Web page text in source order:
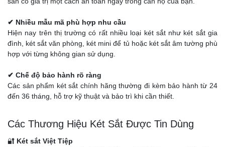
✔ Nhiều mẫu mã phù hợp nhu cầu
Hiện nay trên thị trường có rất nhiều loại két sắt như két sắt gia
đình, két sắt văn phòng, két mini để tủ hoặc két sắt âm tường phù
hợp với từng không gian sử dụng.
✔ Chế độ bảo hành rõ ràng
Các sản phẩm két sắt chính hãng thường đi kèm bảo hành từ 24
đến 36 tháng, hỗ trợ kỹ thuật và bảo trì khi cần thiết.
Các Thương Hiệu Két Sắt Được Tin Dùng
🔐 Két sắt Việt Tiệp